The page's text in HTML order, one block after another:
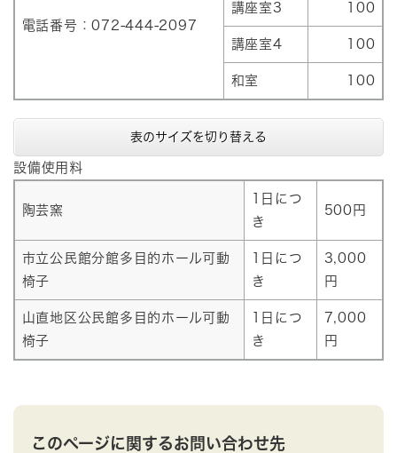
電話番号：072-444-2097
講座室3 100
講座室4 100
和室 100
表のサイズを切り替える
設備使用料
陶芸窯
1日につ
き
500円
市立公民館分館多目的ホール可動
椅子
1日につ
き
3,000
円
山直地区公民館多目的ホール可動
椅子
1日につ
き
7,000
円
このページに関するお問い合わせ先